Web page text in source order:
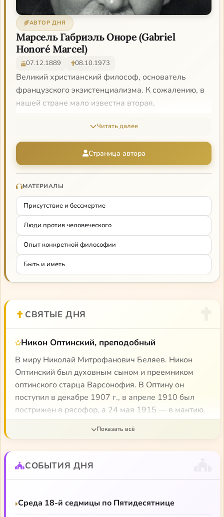
АВТОР ДНЯ
Марсель Габриэль Оноре (Gabriel
Honoré Marcel)
07.12.1889 08.10.1973
Великий христианский философ, основатель
французского экзистенциализма. К сожалению, в
нашей стране мало известна вторая,
драматургия. Его пьесы — как бы первичная
форма его философии, где идеи Марселя
предстают в своей «естественной»
экзистенциональной среде — в живой драматике
взаимоотношений людей.
Лекция Рябова о Марселе
Читать далее
Страница автора
МАТЕРИАЛЫ
Присутствие и бессмертие
Люди против человеческого
Опыт конкретной философии
Быть и иметь
СВЯТЫЕ ДНЯ
Никон Оптинский, преподобный
В миру Николай Митрофанович Беляев. Никон
Оптинский был духовным сыном и преемником
оптинского старца Варсонофия. В Оптину он
поступил в декабре 1907 г., в апреле 1910 был
пострижен в рясофор, а 24 мая 1915 — в мантию.
Примерно спустя год монах Никон был посвящен в
сан иеродиакона, в 1917 г. — в сан иеромонаха. В
Нектария, иеромонах Никон Оптинский стал
духовником Оптиной Пустыни. Никон Оптинский
После окончательного закрытия монастыря
перешел в Козельск, где продолжал служить и
СОБЫТИЯ ДНЯ
Среда 18-й седмицы по Пятидесятнице